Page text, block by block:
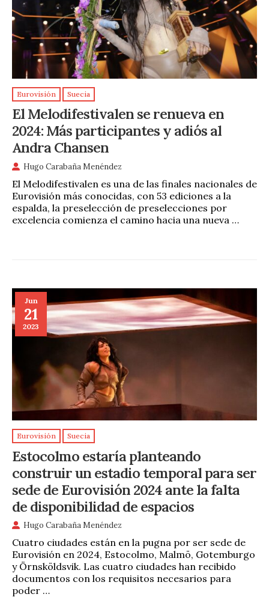
Eurovisión Suecia
El Melodifestivalen se renueva en
2024: Más participantes y adiós al
Andra Chansen
Hugo Carabaña Menéndez
El Melodifestivalen es una de las finales nacionales de
Eurovisión más conocidas, con 53 ediciones a la
espalda, la preselección de preselecciones por
excelencia comienza el camino hacia una nueva …
Jun
21
2023
Eurovisión Suecia
Estocolmo estaría planteando
construir un estadio temporal para ser
sede de Eurovisión 2024 ante la falta
de disponibilidad de espacios
Hugo Carabaña Menéndez
Cuatro ciudades están en la pugna por ser sede de
Eurovisión en 2024, Estocolmo, Malmö, Gotemburgo
y Örnsköldsvik. Las cuatro ciudades han recibido
documentos con los requisitos necesarios para
poder …